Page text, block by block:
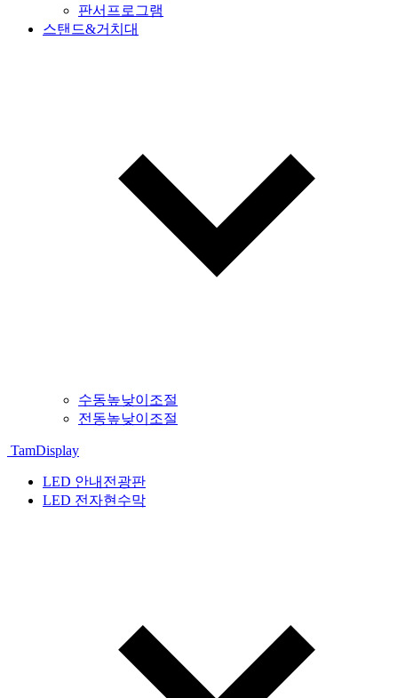
판서프로그램
스탠드&거치대
수동높낮이조절
전동높낮이조절
TamDisplay
LED 안내전광판
LED 전자현수막